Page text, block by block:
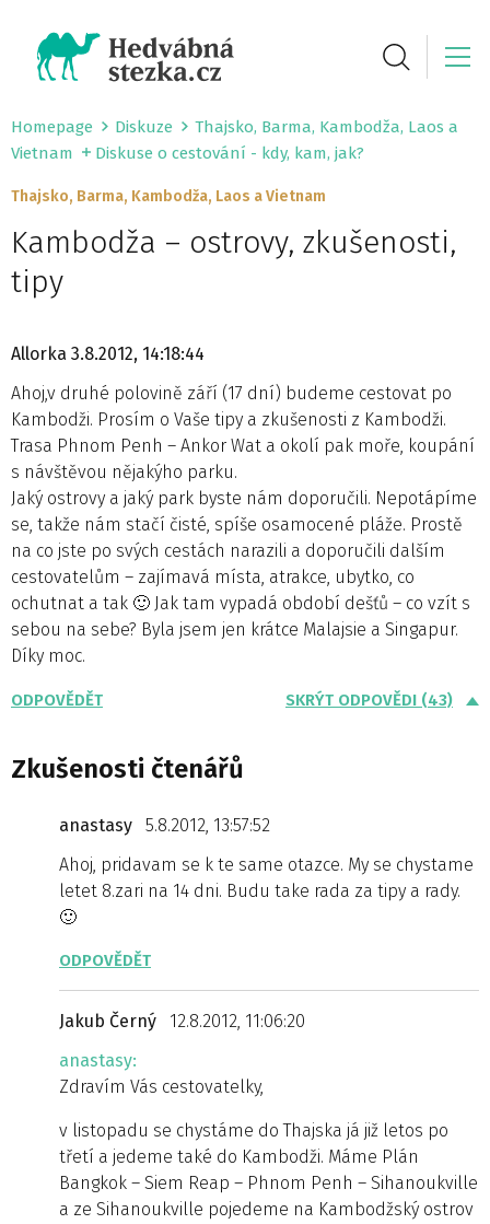
Homepage Diskuze
Thajsko, Barma, Kambodža, Laos a
Vietnam
Diskuse o cestování - kdy, kam, jak?
Thajsko, Barma, Kambodža, Laos a Vietnam
Kambodža – ostrovy, zkušenosti,
tipy
Allorka 3.8.2012, 14:18:44
Ahoj,v druhé polovině září (17 dní) budeme cestovat po
Kambodži. Prosím o Vaše tipy a zkušenosti z Kambodži.
Trasa Phnom Penh – Ankor Wat a okolí pak moře, koupání
s návštěvou nějakýho parku.
Jaký ostrovy a jaký park byste nám doporučili. Nepotápíme
se, takže nám stačí čisté, spíše osamocené pláže. Prostě
na co jste po svých cestách narazili a doporučili dalším
cestovatelům – zajímavá místa, atrakce, ubytko, co
ochutnat a tak 🙂 Jak tam vypadá období dešťů – co vzít s
sebou na sebe? Byla jsem jen krátce Malajsie a Singapur.
Díky moc.
ODPOVĚDĚT SKRÝT ODPOVĚDI (43)
Zkušenosti čtenářů
anastasy
5.8.2012, 13:57:52
Ahoj, pridavam se k te same otazce. My se chystame
letet 8.zari na 14 dni. Budu take rada za tipy a rady.
🙂
ODPOVĚDĚT
Jakub Černý
12.8.2012, 11:06:20
anastasy:
Zdravím Vás cestovatelky,
v listopadu se chystáme do Thajska já již letos po
třetí a jedeme také do Kambodži. Máme Plán
Bangkok – Siem Reap – Phnom Penh – Sihanoukville
a ze Sihanoukville pojedeme na Kambodžský ostrov